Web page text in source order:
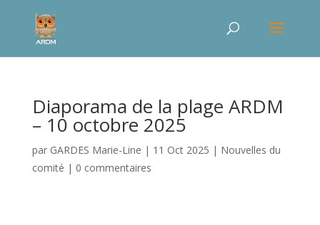
Diaporama de la plage ARDM
– 10 octobre 2025
par GARDES Marie-Line | 11 Oct 2025 | Nouvelles du
comité | 0 commentaires